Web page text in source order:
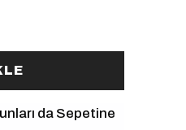
da Sepetine